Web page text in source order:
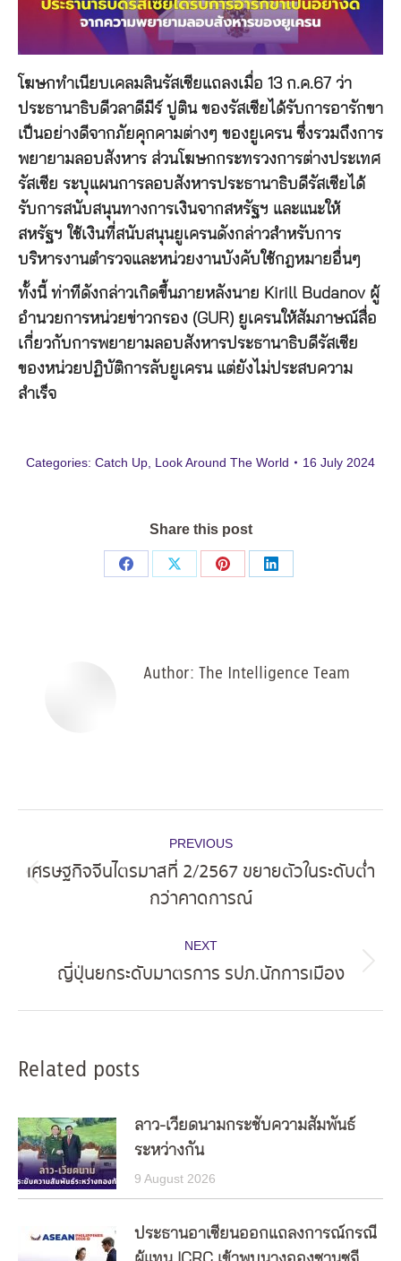
โฆษกทำเนียบเคลมลินรัสเซียแถลงเมื่อ 13 ก.ค.67 ว่า
ประธานาธิบดีวลาดีมีร์ ปูติน ของรัสเซียได้รับการอารักขา
เป็นอย่างดีจากภัยคุกคามต่างๆ ของยูเครน ซึ่งรวมถึงการ
พยายามลอบสังหาร ส่วนโฆษกกระทรวงการต่างประเทศ
รัสเซีย ระบุแผนการลอบสังหารประธานาธิบดีรัสเซียได้
รับการสนับสนุนทางการเงินจากสหรัฐฯ และแนะให้
สหรัฐฯ ใช้เงินที่สนับสนุนยูเครนดังกล่าวสำหรับการ
บริหารงานตำรวจและหน่วยงานบังคับใช้กฎหมายอื่นๆ
ทั้งนี้ ท่าทีดังกล่าวเกิดขึ้นภายหลังนาย Kirill Budanov ผู้
อำนวยการหน่วยข่าวกรอง (GUR) ยูเครนให้สัมภาษณ์สื่อ
เกี่ยวกับการพยายามลอบสังหารประธานาธิบดีรัสเซีย
ของหน่วยปฏิบัติการลับยูเครน แต่ยังไม่ประสบความ
สำเร็จ
Categories: Catch Up Look Around The World 16 July 2024
Share this post
Share
Share
Share
Share
Author: The Intelligence Team
navigation
PREVIOUS
post:
เศรษฐกิจจีนไตรมาสที่ 2/2567 ขยายตัวในระดับต่ำ
กว่าคาดการณ์
NEXT
Next
ญี่ปุ่นยกระดับมาตรการ รปภ.นักการเมือง
Related posts
ลาว-เวียดนามกระชับความสัมพันธ์
ระหว่างกัน
9 August 2026
ประธานอาเซียนออกแถลงการณ์กรณี